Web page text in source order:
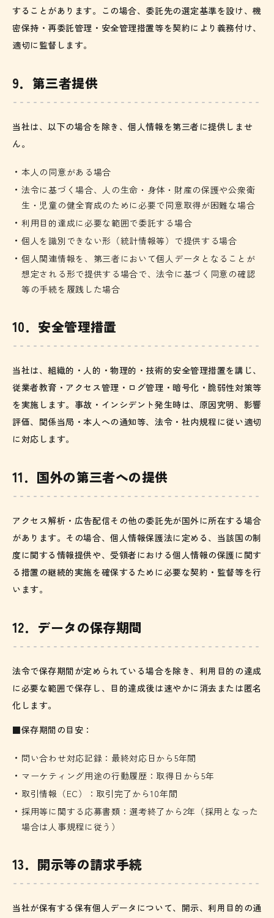
することがあります。この場合、委託先の選定基準を設け、機
密保持・再委託管理・安全管理措置等を契約により義務付け、
適切に監督します。
9．第三者提供
当社は、以下の場合を除き、個人情報を第三者に提供しませ
ん。
本人の同意がある場合
法令に基づく場合、人の生命・身体・財産の保護や公衆衛
生・児童の健全育成のために必要で同意取得が困難な場合
利用目的達成に必要な範囲で委託する場合
個人を識別できない形（統計情報等）で提供する場合
個人関連情報を、第三者において個人データとなることが
想定される形で提供する場合で、法令に基づく同意の確認
等の手続を履践した場合
10．安全管理措置
当社は、組織的・人的・物理的・技術的安全管理措置を講じ、
従業者教育・アクセス管理・ログ管理・暗号化・脆弱性対策等
を実施します。事故・インシデント発生時は、原因究明、影響
評価、関係当局・本人への通知等、法令・社内規程に従い適切
に対応します。
11．国外の第三者への提供
アクセス解析・広告配信その他の委託先が国外に所在する場合
があります。その場合、個人情報保護法に定める、当該国の制
度に関する情報提供や、受領者における個人情報の保護に関す
る措置の継続的実施を確保するために必要な契約・監督等を行
います。
12．データの保存期間
法令で保存期間が定められている場合を除き、利用目的の達成
に必要な範囲で保存し、目的達成後は速やかに消去または匿名
化します。
■保存期間の目安：
問い合わせ対応記録：最終対応日から5年間
マーケティング用途の行動履歴：取得日から5年
取引情報（EC）：取引完了から10年間
採用等に関する応募書類：選考終了から2年（採用となった
場合は人事規程に従う）
13．開示等の請求手続
当社が保有する保有個人データについて、開示、利用目的の通